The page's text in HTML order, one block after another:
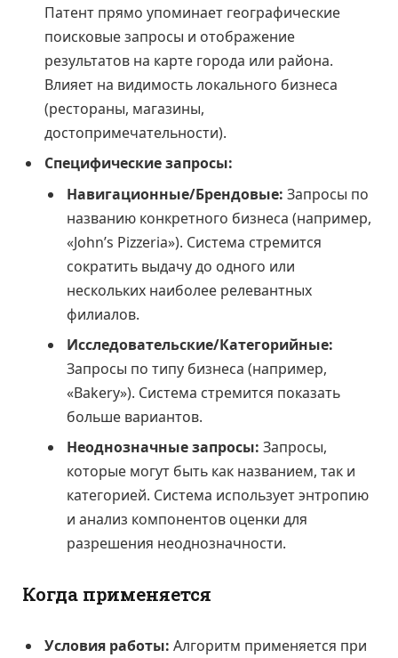
Патент прямо упоминает географические
поисковые запросы и отображение
результатов на карте города или района.
Влияет на видимость локального бизнеса
(рестораны, магазины,
достопримечательности).
Специфические запросы:
Навигационные/Брендовые: Запросы по
названию конкретного бизнеса (например,
«John’s Pizzeria»). Система стремится
сократить выдачу до одного или
нескольких наиболее релевантных
филиалов.
Исследовательские/Категорийные:
Запросы по типу бизнеса (например,
«Bakery»). Система стремится показать
больше вариантов.
Неоднозначные запросы: Запросы,
которые могут быть как названием, так и
категорией. Система использует энтропию
и анализ компонентов оценки для
разрешения неоднозначности.
Когда применяется
Условия работы: Алгоритм применяется при